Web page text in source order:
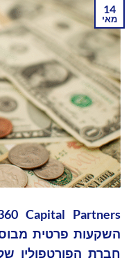
14
מאי
השקעות פרטית